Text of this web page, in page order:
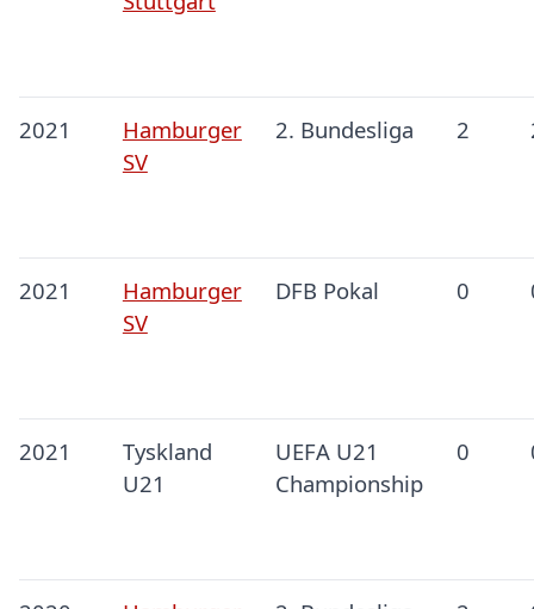
2021
Hamburger
SV
2. Bundesliga 2
2021
Hamburger
SV
DFB Pokal 0
2021
Tyskland
U21
UEFA U21
Championship
0